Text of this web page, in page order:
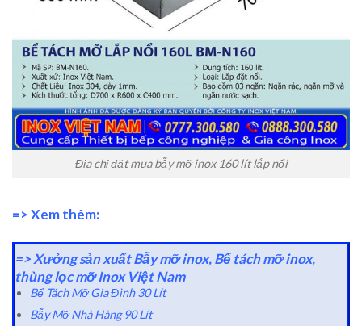
Địa chỉ đặt mua bẫy mỡ inox 160 lít lắp nổi
=> Xem thêm:
=>Xưởng sản xuất Bẫy mỡ inox, Bể tách mỡ inox,
thùng lọc mỡ Inox Việt Nam
Bể Tách Mỡ Gia Đình 30 Lít
Bẫy Mỡ Nhà Hàng 90 Lít